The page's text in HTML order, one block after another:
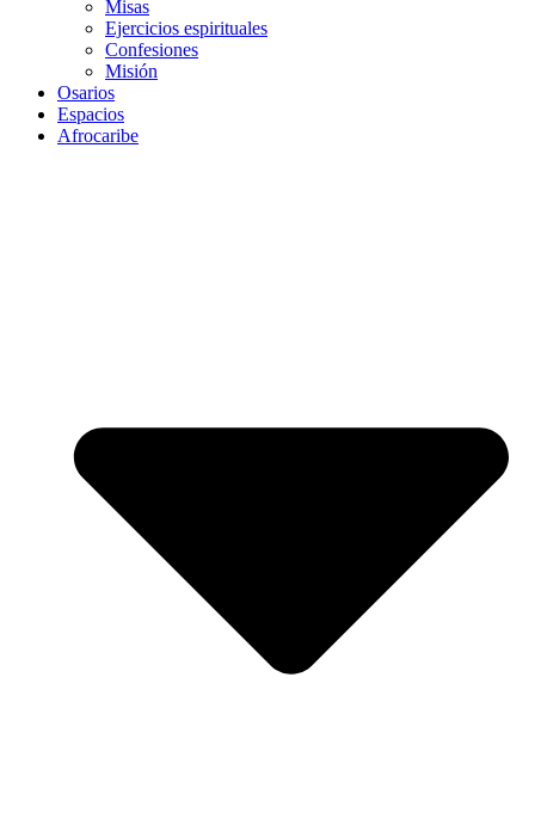
Misas
Ejercicios espirituales
Confesiones
Misión
Osarios
Espacios
Afrocaribe